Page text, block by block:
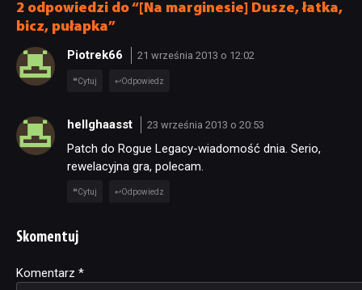
2 odpowiedzi do “[Na marginesie] Dusze, łatka,
bicz, pułapka”
Piotrek66 21 września 2013 o 12:02
Cytuj Odpowiedz
hellghaasst 23 września 2013 o 20:53
Patch do Rogue Legacy-wiadomość dnia. Serio,
rewelacyjna gra, polecam.
Cytuj Odpowiedz
Skomentuj
Komentarz *
Alternative: